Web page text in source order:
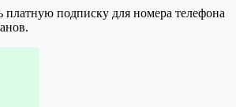
подписку для номера телефона